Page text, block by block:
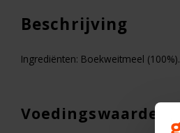
Beschrijving
Ingrediënten: Boekweitmeel (100%).
Voedingswaarden